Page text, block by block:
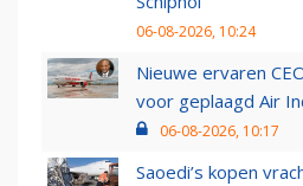
06-08-2026, 10:24
Nieuwe ervaren
voor geplaagd Air
06-08-2026, 10:17
Saoedi’s kopen